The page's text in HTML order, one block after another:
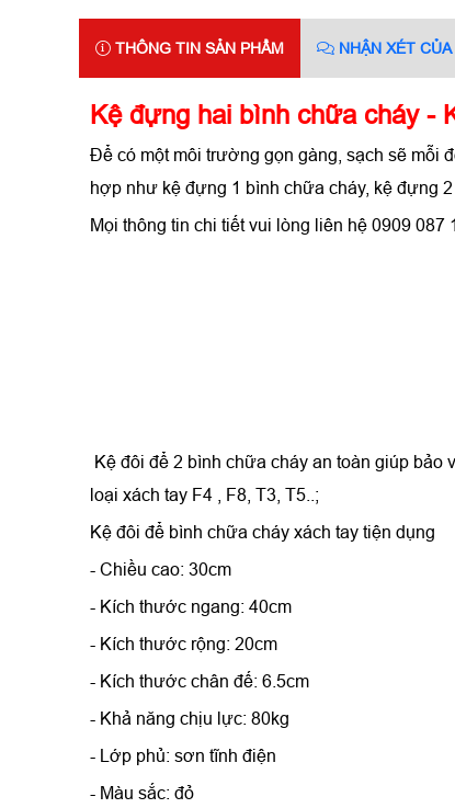
THÔNG TIN SẢN PHẨM NHẬN XÉT
Kệ đựng hai bình chữa cháy -
Để có một môi trường gọn gàng, sạch sẽ mỗi
hợp như kệ đựng 1 bình chữa cháy, kệ đựng
Mọi thông tin chi tiết vui lòng liên hệ 0909
Kệ đôi để 2 bình chữa cháy an toàn giúp
loại xách tay F4 , F8, T3, T5..;
Kệ đôi để bình chữa cháy xách tay tiện dụng
- Chiều cao: 30cm
- Kích thước ngang: 40cm
- Kích thước rộng: 20cm
- Kích thước chân đế: 6.5cm
- Khả năng chịu lực: 80kg
- Lớp phủ: sơn tĩnh điện
- Màu sắc: đỏ